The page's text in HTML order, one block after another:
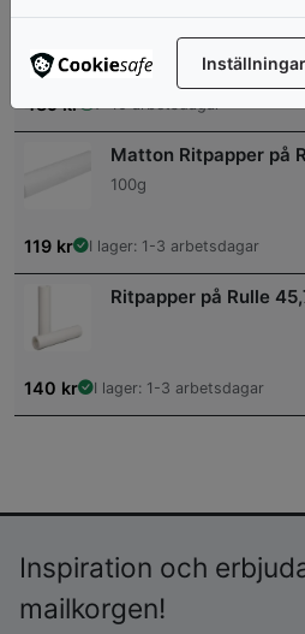
Spännpapper Vitt
1.5 x 25 meter
489kr
Matton Ritpapper på
100g
119 kr I lager: 1-3 arbetsdagar
Ritpapper på Rulle
140 kr I lager: 1-3 arbetsdagar
Inspiration och
mailkorgen!
Inställningar